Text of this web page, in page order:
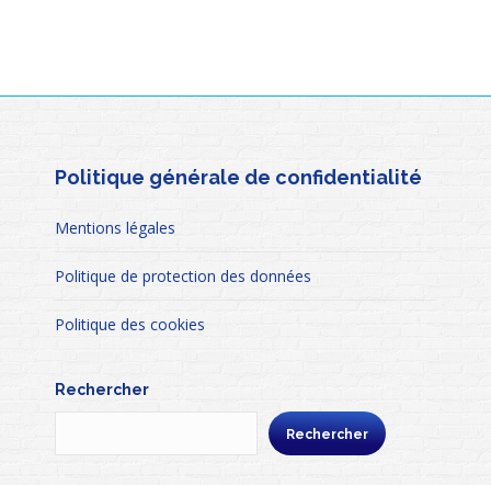
Politique générale de confidentialité
Mentions légales
Politique de protection des données
Politique des cookies
Rechercher
Rechercher